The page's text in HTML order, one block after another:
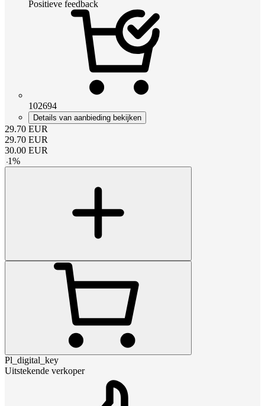
Positieve feedback
102694
Details van aanbieding bekijken
29.70 EUR
29.70 EUR
30.00 EUR
-1%
Pl_digital_key
Uitstekende verkoper